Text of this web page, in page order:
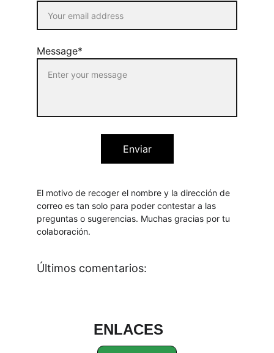
Message*
Enviar
Últimos comentarios:
El motivo de recoger el nombre y la dirección de
correo es tan solo para poder contestar a las
preguntas o sugerencias. Muchas gracias por tu
colaboración.
ENLACES